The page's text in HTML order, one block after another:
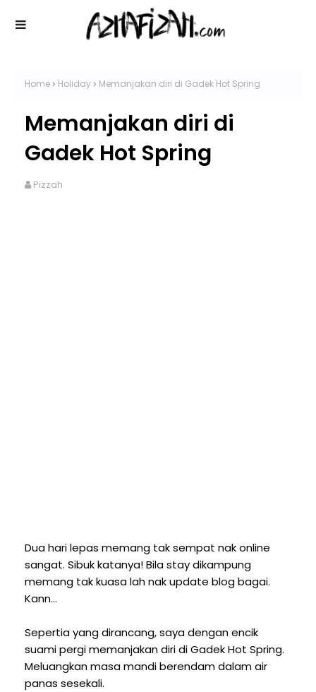
Home Holiday Memanjakan diri di Gadek Hot Spring
Memanjakan diri di
Gadek Hot Spring
Pizzah
Dua hari lepas memang tak sempat nak online
sangat. Sibuk katanya! Bila stay dikampung
memang tak kuasa lah nak update blog bagai.
Kann...
Sepertia yang dirancang, saya dengan encik
suami pergi memanjakan diri di Gadek Hot Spring.
Meluangkan masa mandi berendam dalam air
panas sesekali.